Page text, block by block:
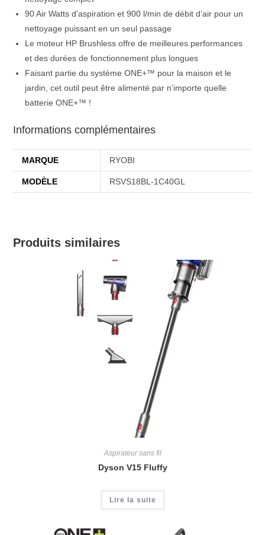
90 Air Watts d’aspiration et 900 l/min de débit d’air pour un
nettoyage puissant en un seul passage
Le moteur HP Brushless offre de meilleures performances
et des durées de fonctionnement plus longues
Faisant partie du système ONE+™ pour la maison et le
jardin, cet outil peut être alimenté par n’importe quelle
batterie ONE+™ !
Informations complémentaires
MARQUE RYOBI
MODÈLE RSVS18BL-1C40GL
Produits similaires
Aspirateur sans fil
Dyson V15 Fluffy
Lire la suite